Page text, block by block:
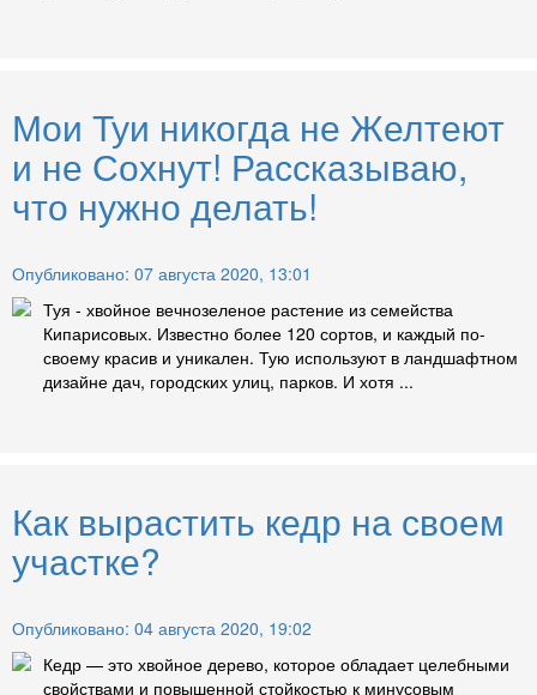
Мои Туи никогда не Желтеют
и не Сохнут! Рассказываю,
что нужно делать!
Опубликовано: 07 августа 2020, 13:01
Туя - хвойное вечнозеленое растение из семейства
Кипарисовых. Известно более 120 сортов, и каждый по-
своему красив и уникален. Тую используют в ландшафтном
дизайне дач, городских улиц, парков. И хотя ...
Как вырастить кедр на своем
участке?
Опубликовано: 04 августа 2020, 19:02
Кедр — это хвойное дерево, которое обладает целебными
свойствами и повышенной стойкостью к минусовым